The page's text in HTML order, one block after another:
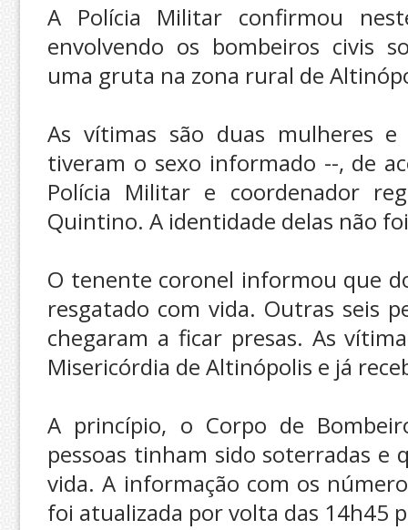
A Polícia Militar confirmou
envolvendo os bombeiros civis
uma gruta na zona rural de
As vítimas são duas mulheres
tiveram o sexo informado --, de
Polícia Militar e coordenador
Quintino. A identidade delas não
O tenente coronel informou que
resgatado com vida. Outras seis
chegaram a ficar presas. As
Misericórdia de Altinópolis e já
A princípio, o Corpo de
pessoas tinham sido soterradas e
vida. A informação com os
foi atualizada por volta das 14h45